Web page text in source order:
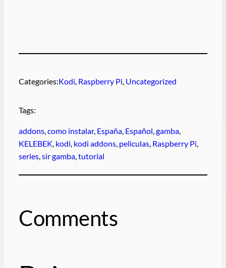
Categories:Kodi Raspberry Pi Uncategorized
Tags:
addons, como instalar, España, Español, gamba,
KELEBEK, kodi, kodi addons, peliculas, Raspberry Pi,
series, sir gamba, tutorial
Comments